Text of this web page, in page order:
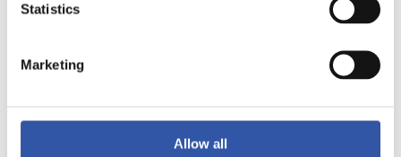
Statistics
Marketing
Allow all